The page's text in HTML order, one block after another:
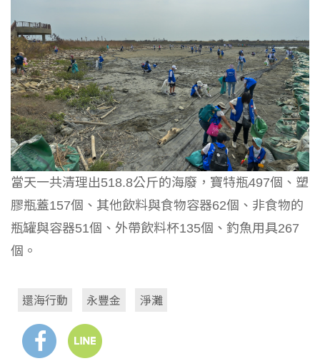
當天一共清理出518.8公斤的海廢，寶特瓶497個、塑
膠瓶蓋157個、其他飲料與食物容器62個、非食物的
瓶罐與容器51個、外帶飲料杯135個、釣魚用具267
個。
還海行動 永豐金 淨灘